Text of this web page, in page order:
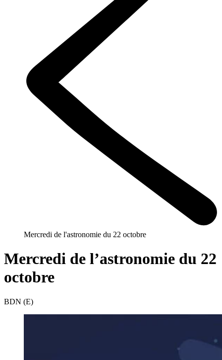
Mercredi de l'astronomie du 22 octobre
Mercredi de l’astronomie du 22
octobre
BDN (E)